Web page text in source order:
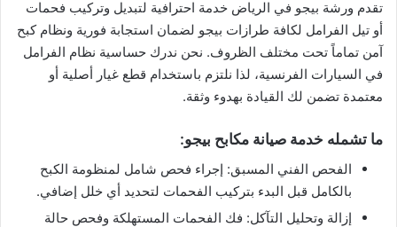
تقدم ورشة بيجو في الرياض خدمة احترافية لتبديل وتركيب فحمات
أو تيل الفرامل لكافة طرازات بيجو لضمان استجابة فورية ونظام كبح
آمن تماماً تحت مختلف الظروف. نحن ندرك حساسية نظام الفرامل
في السيارات الفرنسية، لذا نلتزم باستخدام قطع غيار أصلية أو
معتمدة تضمن لك القيادة بهدوء وثقة.
ما تشمله خدمة صيانة مكابح بيجو:
الفحص الفني المسبق: إجراء فحص شامل لمنظومة الكبح
بالكامل قبل البدء بتركيب الفحمات لتحديد أي خلل إضافي.
إزالة وتحليل التآكل: فك الفحمات المستهلكة وفحص حالة